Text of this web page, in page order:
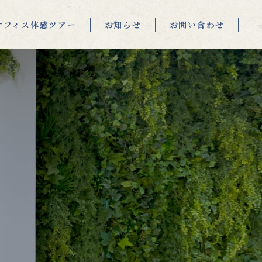
フィス体感ツアー お知らせ お問い合わせ